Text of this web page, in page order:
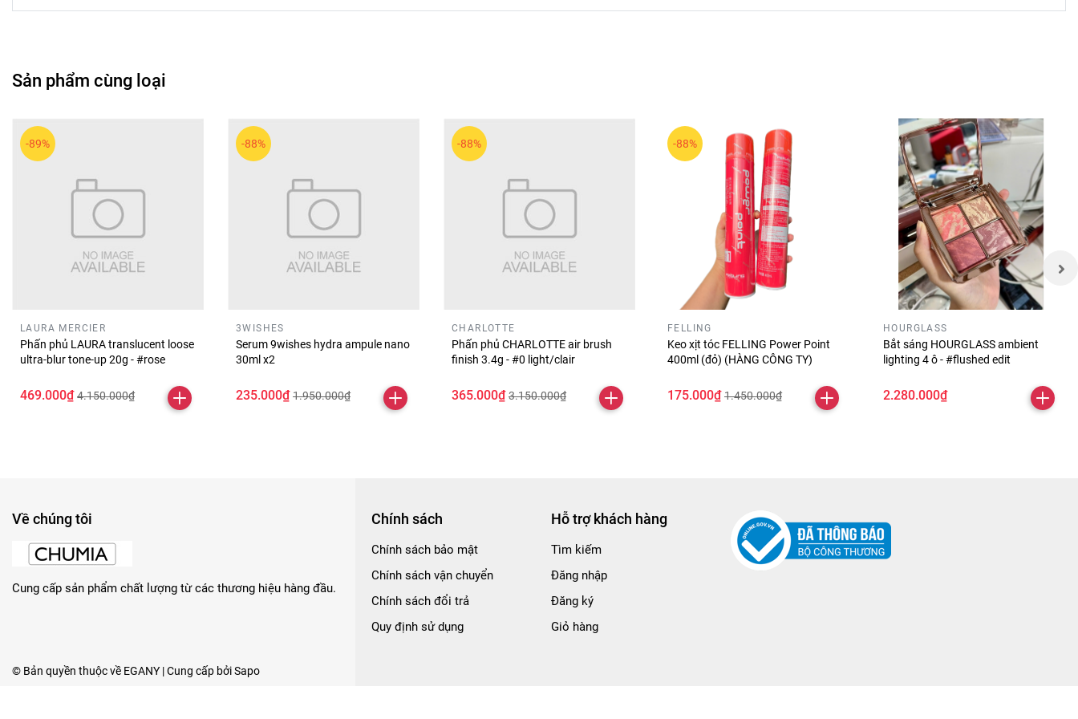
Sản phẩm cùng loại
-89%
LAURA MERCIER
Phấn phủ LAURA translucent loose
ultra-blur tone-up 20g - #rose
469.000₫ 4.150.000₫
-88%
3WISHES
Serum 9wishes hydra ampule nano
30ml x2
235.000₫ 1.950.000₫
-88%
CHARLOTTE
Phấn phủ CHARLOTTE air brush
finish 3.4g - #0 light/clair
365.000₫ 3.150.000₫
-88%
FELLING
Keo xịt tóc FELLING Power Point
400ml (đỏ) (HÀNG CÔNG TY)
175.000₫ 1.450.000₫
HOURGLASS
Bắt sáng HOURGLASS ambient
lighting 4 ô - #flushed edit
2.280.000₫
Về chúng tôi
Cung cấp sản phẩm chất lượng từ các thương hiệu hàng đầu.
Chính sách
Chính sách bảo mật
Chính sách vận chuyển
Chính sách đổi trả
Quy định sử dụng
Hỗ trợ khách hàng
Tìm kiếm
Đăng nhập
Đăng ký
Giỏ hàng
© Bản quyền thuộc về EGANY | Cung cấp bởiSapo